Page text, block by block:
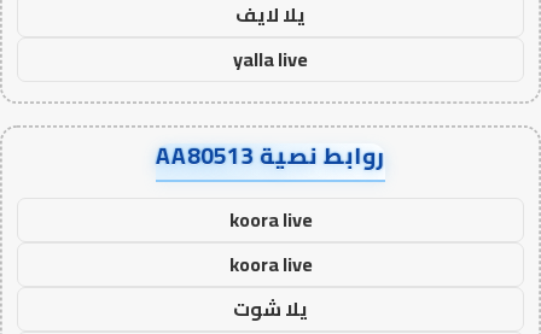
يلا لايف
yalla live
روابط نصية AA80513
koora live
koora live
يلا شوت